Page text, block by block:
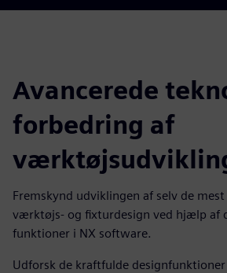
Avancerede
forbedring af
Fremskynd udviklingen af selv de
værktøjs- og fixturdesign ved hjælp af
funktioner i NX software.
Udforsk de kraftfulde